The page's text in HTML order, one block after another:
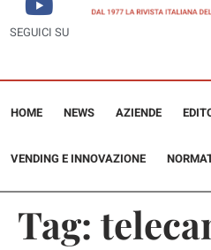
SEGUICI SU
HOME NEWS AZIENDE
VENDING E INNOVAZIONE
Tag: